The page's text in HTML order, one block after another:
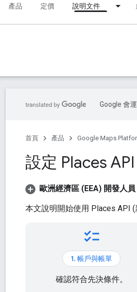
產品 定價 說明文件
Google 會
首頁 產品 Google Maps
設定 Places
歐洲經濟區 (EEA) 開發人員
本文說明開始使用 Places API (
checklist
1. 帳戶與帳單
確認符合先決條件。